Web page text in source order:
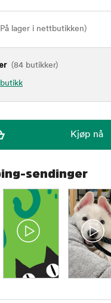
lager i nettbutikken)
(84 butikker)
sendinger